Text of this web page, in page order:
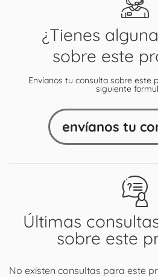
Últimas
sobre este
No existen consultas para este
¿Tienes
sobre este
Envíanos tu consulta sobre este
siguiente
envíanos tu